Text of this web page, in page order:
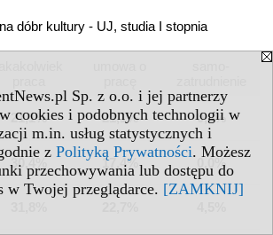
Sp. z o.o. i jej partnerzy
cookies i podobnych technologii w
m.in. usług statystycznych i
z Polityką Prywatności. Możesz
przechowywania lub dostępu do
w Twojej przeglądarce. [ZAMKNIJ]
dóbr kultury - UJ, studia I stopnia
21,1% 21,1% 0,0%
30,4% 17,4% 0,0%